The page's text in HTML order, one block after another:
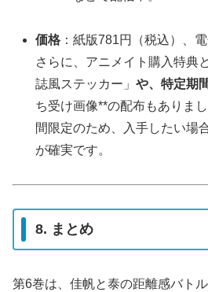
価格 ：紙版781円（税込）、
さらに、アニメイト購入特典
誌風ステッカー」や、特定期
ち受け画像**の配布もありま
間限定のため、入手したい場
が確実です。
8. まとめ
第6巻は、佳帆と泰の距離感バト